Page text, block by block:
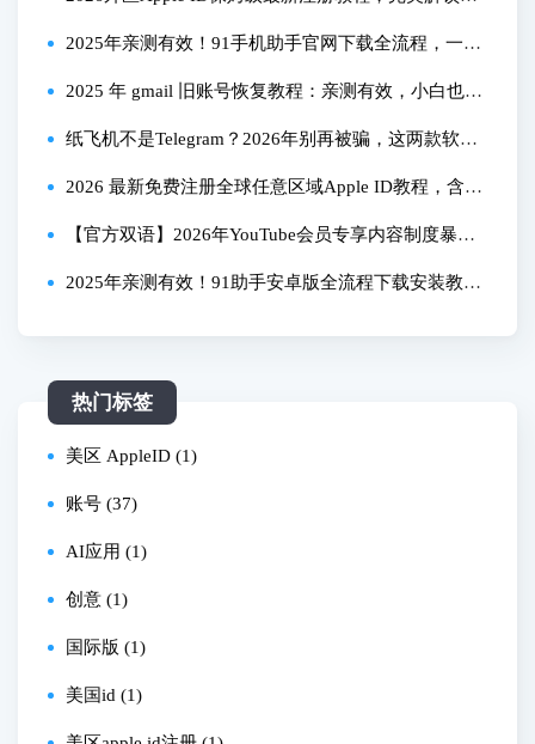
at GPT YouTube TIKTOK.。新手小白暂停视频照着操
作，完美解锁！
2025年亲测有效！91手机助手官网下载全流程，一步
步教你避坑
2025 年 gmail 旧账号恢复教程：亲测有效，小白也能
照着做！
纸飞机不是Telegram？2026年别再被骗，这两款软件
大有不同！
2026 最新免费注册全球任意区域Apple ID教程，含美
国、日本、台湾等 | 全程无废话无推广 | 100%成功
【官方双语】2026年YouTube会员专享内容制度暴露
出重大问题#Linus谈科技
2025年亲测有效！91助手安卓版全流程下载安装教
热门标签
美区 AppleID (1)
账号 (37)
AI应用 (1)
创意 (1)
国际版 (1)
美国id (1)